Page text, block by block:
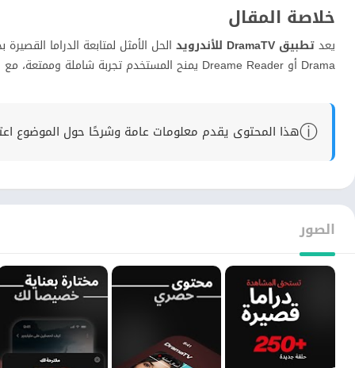
خلاصة المقال
يعدتطبيق DramaTV للأندرويد
Drama أو Dreame Reader يمنح المستخدم تجربة شاملة وممتعة، مع واجهة سلسة وتنبيهات دقيقة لكل الحلقات الجديدة.
ⓘهذا المحتوى يقدم معلومات عامة وشرحًا حول الموضوع
الصور